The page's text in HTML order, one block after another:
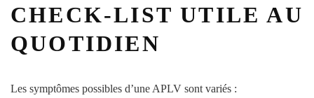
CHECK-LIST UTILE AU
QUOTIDIEN
Les symptômes possibles d’une APLV sont variés :